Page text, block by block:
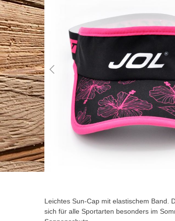
der
Bildgalerie
springen
Leichtes Sun-Cap mit elastischem Band.
sich für alle Sportarten besonders im